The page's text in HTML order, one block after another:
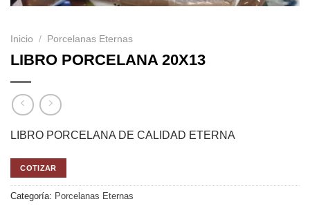
Inicio / Porcelanas Eternas
LIBRO PORCELANA 20X13
LIBRO PORCELANA DE CALIDAD ETERNA
COTIZAR
Categoría: Porcelanas Eternas